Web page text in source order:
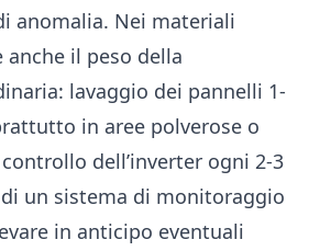
anomalia. Nei materiali
il peso della
lavaggio dei pannelli 1-
in aree polverose o
dell’inverter ogni 2-3
di un sistema di monitoraggio
in anticipo eventuali